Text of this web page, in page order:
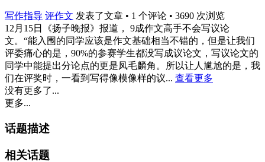
写作指导 评作文 发表了文章 • 1 个评论 • 3690 次浏览
12月15日《扬子晚报》报道， 9成作文高手不会写议论
文。“能入围的同学应该是作文基础相当不错的，但是让我们
评委痛心的是，90%的参赛学生都没写成议论文，写议论文的
同学中能提出分论点的更是凤毛麟角。所以让人尴尬的是，我
们在评奖时，一看到写得像模像样的议... 查看更多
没有更多了...
更多...
话题描述
相关话题